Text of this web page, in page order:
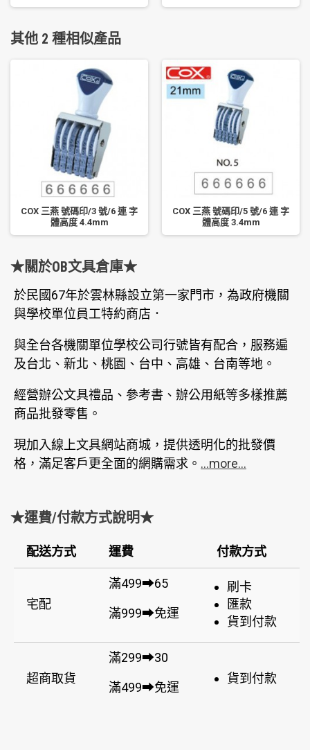
其他 2 種相似產品
COX 三燕 號碼印/3 號/6 連 字
體高度 4.4mm
COX 三燕 號碼印/5 號/6 連 字
體高度 3.4mm
★關於OB文具倉庫★
於民國67年於雲林縣設立第一家門市，為政府機關
與學校單位員工特約商店．
與全台各機關單位學校公司行號皆有配合，服務遍
及台北、新北、桃園、台中、高雄、台南等地。
經營辦公文具禮品、參考書、辦公用紙等多樣推薦
商品批發零售。
現加入線上文具網站商城，提供透明化的批發價
格，滿足客戶更全面的網購需求。 ...more...
★運費/付款方式說明★
配送方式 運費 付款方式
宅配
滿499➡65
滿999➡免運
刷卡
匯款
貨到付款
超商取貨
滿299➡30
滿499➡免運
貨到付款